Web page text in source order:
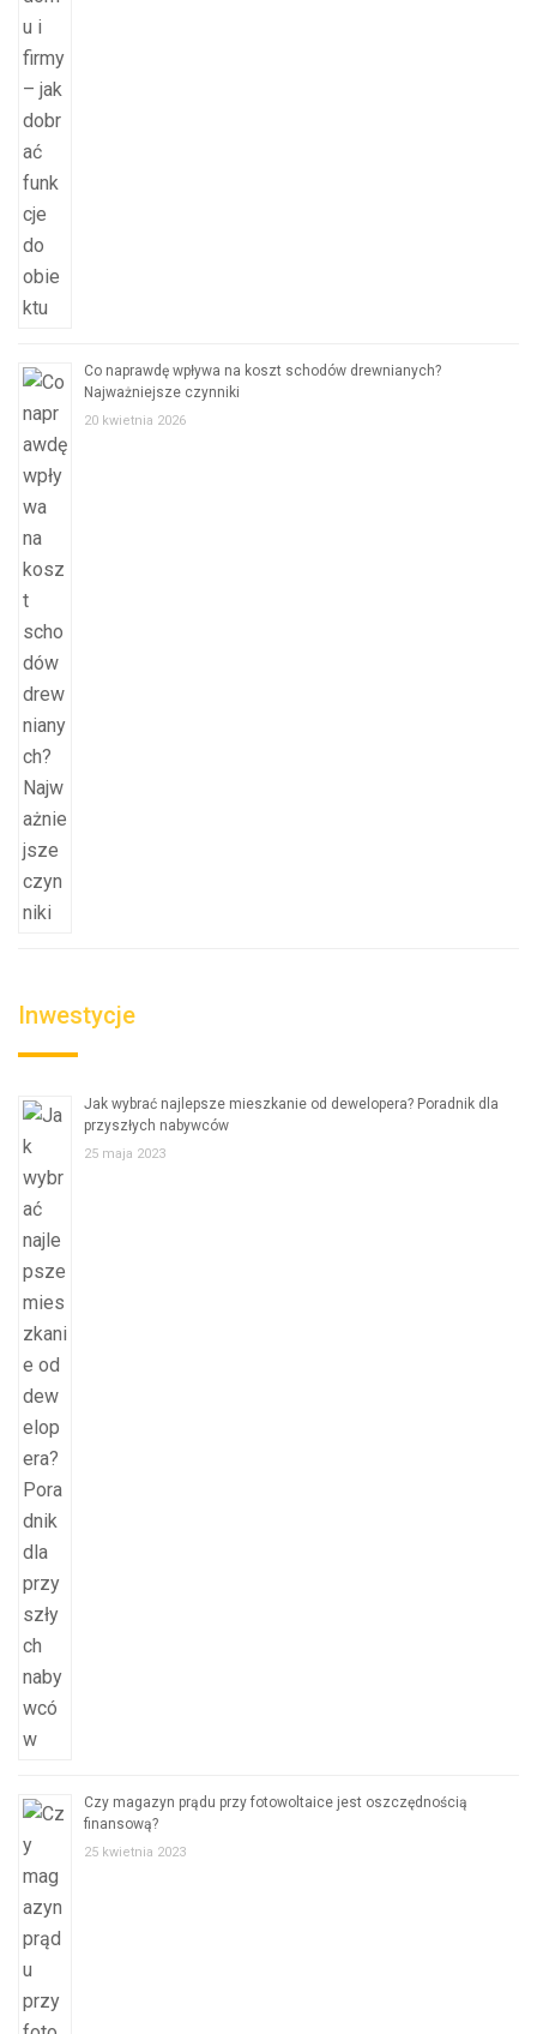
Co naprawdę wpływa na koszt schodów drewnianych?
Najważniejsze czynniki
20 kwietnia 2026
Inwestycje
Jak wybrać najlepsze mieszkanie od dewelopera? Poradnik dla
przyszłych nabywców
25 maja 2023
Czy magazyn prądu przy fotowoltaice jest oszczędnością
finansową?
25 kwietnia 2023